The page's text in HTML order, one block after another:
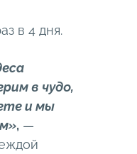
в 4 дня.
в чудо,
и мы
, —